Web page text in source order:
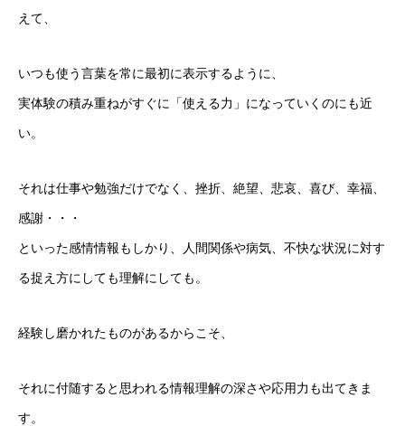
えて、
いつも使う言葉を常に最初に表示するように、
実体験の積み重ねがすぐに「使える力」になっていくのにも近
い。
それは仕事や勉強だけでなく、挫折、絶望、悲哀、喜び、幸福、
感謝・・・
といった感情情報もしかり、人間関係や病気、不快な状況に対す
る捉え方にしても理解にしても。
経験し磨かれたものがあるからこそ、
それに付随すると思われる情報理解の深さや応用力も出てきま
す。